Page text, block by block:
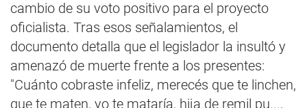
cambio de su voto positivo para el proyecto
oficialista. Tras esos señalamientos, el
documento detalla que el legislador la insultó y
amenazó de muerte frente a los presentes:
"Cuánto cobraste infeliz, merecés que te linchen,
que te maten, yo te mataría, hija de remil pu...,